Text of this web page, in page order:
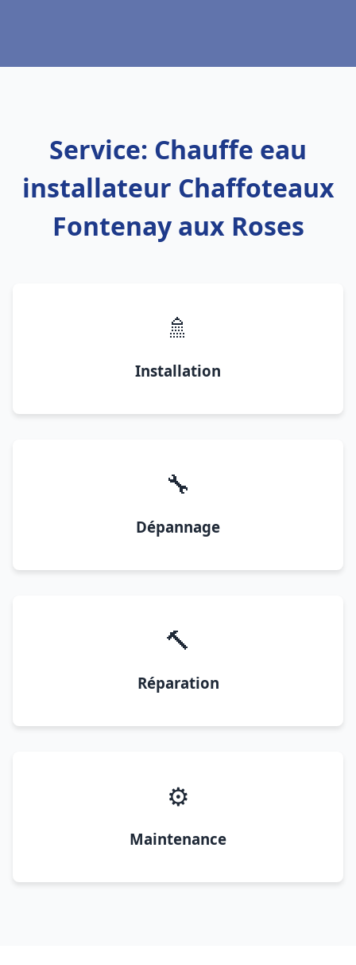
Service: Chauffe eau
installateur Chaffoteaux
Fontenay aux Roses
🚿
Installation
🔧
Dépannage
🔨
Réparation
⚙️
Maintenance